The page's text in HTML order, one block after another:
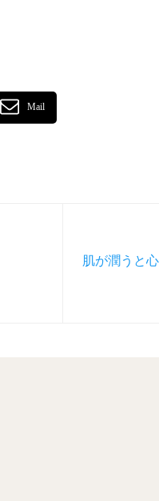
肌が潤うと